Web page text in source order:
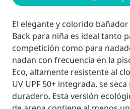
El elegante y colorido
Back para niña es ideal tanto
competición como para
nadan con frecuencia en la
Eco, altamente resistente al
UV UPF 50+ integrada, se
duradero. Esta versión